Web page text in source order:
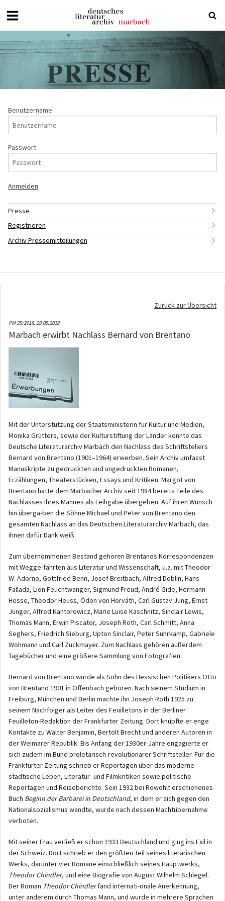
Deutsches
Literaturarchiv
Marbach
Benutzername
Passwort
Presse
Registrieren
Archiv Pressemitteilungen
Zurück zur Übersicht
PM 35/2018, 29.05.2018
Marbach erwirbt Nachlass Bernard von Brentano
Mit der Unterstützung der Staatsministerin für Kultur und Medien,
Monika Grütters, sowie der Kulturstiftung der Länder konnte das
Deutsche Literaturarchiv Marbach den Nachlass des Schriftstellers
Bernard von Brentano (1901–1964) erwerben. Sein Archiv umfasst
Manuskripte zu gedruckten und ungedruckten Romanen,
Erzählungen, Theaterstücken, Essays und Kritiken. Margot von
Brentano hatte dem Marbacher Archiv seit 1984 bereits Teile des
Nachlasses ihres Mannes als Leihgabe übergeben. Auf ihren Wunsch
hin überga-ben die Söhne Michael und Peter von Brentano den
gesamten Nachlass an das Deutschen Literaturarchiv Marbach, das
ihnen dafür Dank weiß.
Zum übernommenen Bestand gehören Brentanos Korrespondenzen
mit Wegge-fährten aus Literatur und Wissenschaft, u.a. mit Theodor
W. Adorno, Gottfried Benn, Josef Breitbach, Alfred Döblin, Hans
Fallada, Lion Feuchtwanger, Sigmund Freud, André Gide, Hermann
Hesse, Theodor Heuss, Ödön von Horváth, Carl Gustav Jung, Ernst
Jünger, Alfred Kantorowicz, Marie Luise Kaschnitz, Sinclair Lewis,
Thomas Mann, Erwin Piscator, Joseph Roth, Carl Schmitt, Anna
Seghers, Friedrich Sieburg, Upton Sinclair, Peter Suhrkamp, Gabriele
Wohmann und Carl Zuckmayer. Zum Nachlass gehören außerdem
Tagebücher und eine größere Sammlung von Fotografien.
Bernard von Brentano wurde als Sohn des Hessischen Politikers Otto
von Brentano 1901 in Offenbach geboren. Nach seinem Studium in
Freiburg, München und Berlin machte ihn Joseph Roth 1925 zu
seinem Nachfolger als Leiter des Feuilletons in der Berliner
Feuilleton-Redaktion der Frankfurter Zeitung. Dort knüpfte er enge
Kontakte zu Walter Benjamin, Bertolt Brecht und anderen Autoren in
der Weimarer Republik. Bis Anfang der 1930er-Jahre engagierte er
sich zudem im Bund proletarisch-revolutionärer Schriftsteller. Für die
Frankfurter Zeitung schrieb er Reportagen über das moderne
städtische Leben, Literatur- und Filmkritiken sowie politische
Reportagen und Reiseberichte. Sein 1932 bei Rowohlt erschienenes
Buch Beginn der Barbarei in Deutschland, in dem er sich gegen den
Nationalsozialismus wandte, wurde nach dessen Machtübernahme
verboten.
Mit seiner Frau verließ er schon 1933 Deutschland und ging ins Exil in
der Schweiz. Dort schrieb er den größten Teil seines literarischen
Werks, darunter vier Romane einschließlich seines Hauptwerks,
Theodor Chindler, und eine Biografie von August Wilhelm Schlegel.
Der Roman Theodor Chindlerfand internati-onale Anerkennung,
unter anderem durch Thomas Mann, und wurde in mehrere Sprachen